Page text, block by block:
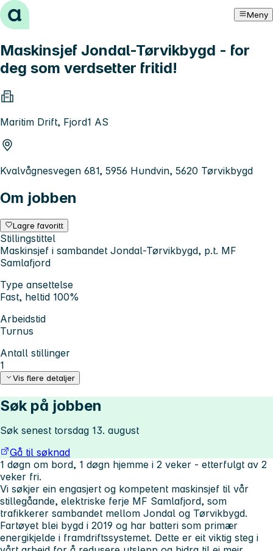
Hopp til innhold Meny
Maskinsjef Jondal-Tørvikbygd - for
deg som verdsetter fritid!
Maritim Drift, Fjord1 AS
Kvalvågnesvegen 681, 5956 Hundvin, 5620 Tørvikbygd
Om jobben
Lagre favoritt
Stillingstittel
Maskinsjef i sambandet Jondal-Tørvikbygd, p.t. MF
Samlafjord
Type ansettelse
Fast, heltid 100%
Arbeidstid
Turnus
Antall stillinger
1
Vis flere detaljer
Søk på jobben
Søk senest torsdag 13. august
Gå til søknad
1 døgn om bord, 1 døgn hjemme i 2 veker - etterfulgt av 2
veker fri.
Vi søkjer ein engasjert og kompetent maskinsjef til vår
stillegåande, elektriske ferje MF Samlafjord, som
trafikkerer sambandet mellom Jondal og Tørvikbygd.
Fartøyet blei bygd i 2019 og har batteri som primær
energikjelde i framdriftssystemet. Dette er eit viktig steg i